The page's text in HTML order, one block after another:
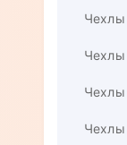
Чехлы
Чехлы
Чехлы
Чехлы